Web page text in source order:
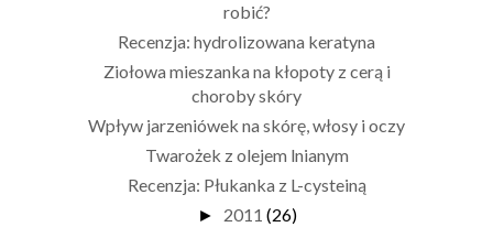
robić?
Recenzja: hydrolizowana keratyna
Ziołowa mieszanka na kłopoty z cerą i
choroby skóry
Wpływ jarzeniówek na skórę, włosy i oczy
Twarożek z olejem lnianym
Recenzja: Płukanka z L-cysteiną
► 2011 (26)